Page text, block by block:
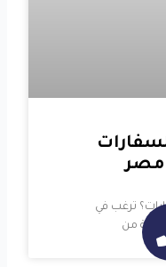
مصر
ترغب في
من